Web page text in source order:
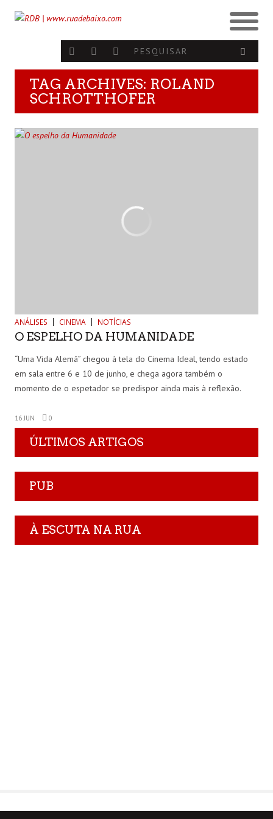
TAG ARCHIVES: ROLAND
SCHROTTHOFER
ANÁLISES CINEMA NOTÍCIAS
O ESPELHO DA HUMANIDADE
“Uma Vida Alemã” chegou à tela do Cinema Ideal, tendo estado
em sala entre 6 e 10 de junho, e chega agora também o
momento de o espetador se predispor ainda mais à reflexão.
16 JUN 0
ÚLTIMOS ARTIGOS
PUB
À ESCUTA NA RUA